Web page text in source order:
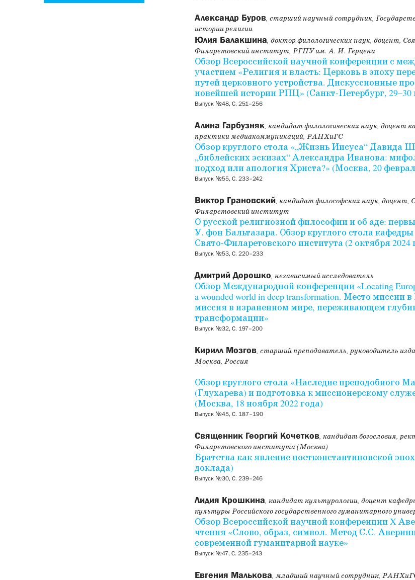
Александр Буров, старший научный сотрудник,
истории религии
Юлия Балакшина, доктор филологических наук, доцент,
Филаретовский институт, РГПУ им. А. И. Герцена
Обзор Всероссийской научной конференции с
участием «Религия и власть: Церковь в эпоху
путей церковного устройства. Дискуссионные
новейшей истории РПЦ» (Санкт-Петербург, 29–30
Выпуск №48, С. 251–256
Алина Гарбузняк, кандидат филологических наук, доцент
практики медиакоммуникаций, РАНХиГС
Обзор круглого стола «„Жизнь Иисуса“ Давида
„библейских эскизах“ Александра Иванова:
подход или апология Христа?» (Москва, 20
Выпуск №55, С. 233–242
Виктор Грановский, кандидат философских наук, доцент,
Филаретовский институт
О русской религиозной философии и об аде:
У. фон Бальтазара. Обзор круглого стола
Свято-Филаретовского института (2 октября 2024
Выпуск №53, С. 220–233
Дмитрий Дорошко, независимый исследователь
Обзор Международной конференции «Locating
a wounded world in deep transformation. Место миссии
миссия в израненном мире, переживающем
трансформации»
Выпуск №32, С. 197–200
Кирилл Мозгов, старший преподаватель, руководитель
Москва, Россия
Обзор круглого стола «Наследие преподобного
(Глухарева) и подготовка к миссионерскому
(Москва, 18 ноября 2022 года)
Выпуск №45, С. 187–190
Священник Георгий Кочетков, кандидат богословия,
Филаретовского института (Москва)
Братства как явление постконстантиновской
доклада)
Выпуск №30, С. 239–246
Лидия Крошкина, кандидат культурологии, доцент
культуры Российского государственного гуманитарного
Обзор Всероссийской научной конференции X
чтения «Слово, образ, символ. Метод С.С.
современной гуманитарной науке»
Выпуск №47, С. 235–243
Евгения Малькова, младший научный сотрудник,